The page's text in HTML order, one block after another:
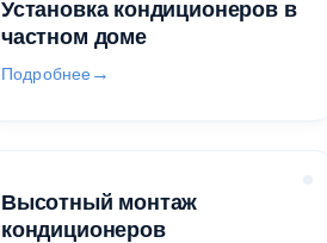
Установка кондиционеров в
частном доме
Подробнее
Высотный монтаж
кондиционеров